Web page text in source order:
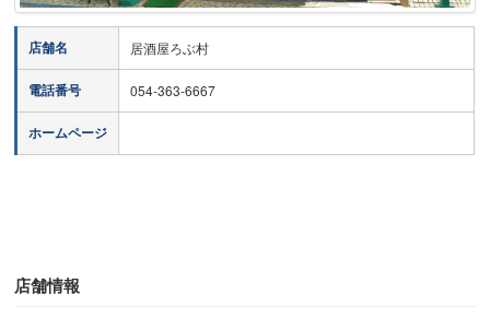
店舗名 居酒屋ろぶ村
電話番号 054-363-6667
ホームページ
店舗情報